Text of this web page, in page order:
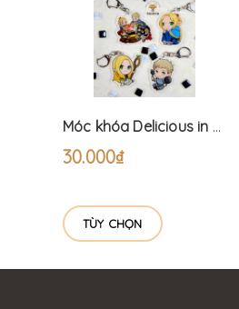
Móc khóa Delicious in Dungeon (6cm) Dungeon Meshi
30.000₫
TÙY CHỌN